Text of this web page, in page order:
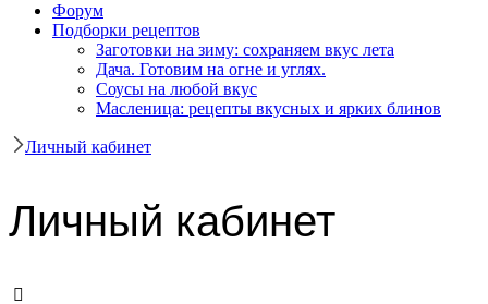
Форум
Подборки рецептов
Заготовки на зиму: сохраняем вкус лета
Дача. Готовим на огне и углях.
Соусы на любой вкус
Масленица: рецепты вкусных и ярких блинов
Личный кабинет
Личный кабинет